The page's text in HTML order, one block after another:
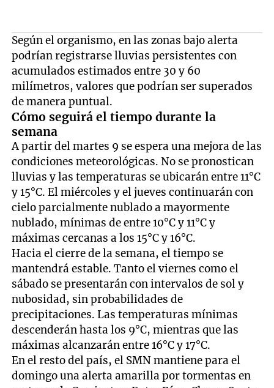
Según el organismo, en las zonas bajo alerta
podrían registrarse lluvias persistentes con
acumulados estimados entre 30 y 60
milímetros, valores que podrían ser superados
de manera puntual.
Cómo seguirá el tiempo durante la
semana
A partir del martes 9 se espera una mejora de las
condiciones meteorológicas. No se pronostican
lluvias y las temperaturas se ubicarán entre 11°C
y 15°C. El miércoles y el jueves continuarán con
cielo parcialmente nublado a mayormente
nublado, mínimas de entre 10°C y 11°C y
máximas cercanas a los 15°C y 16°C.
Hacia el cierre de la semana, el tiempo se
mantendrá estable. Tanto el viernes como el
sábado se presentarán con intervalos de sol y
nubosidad, sin probabilidades de
precipitaciones. Las temperaturas mínimas
descenderán hasta los 9°C, mientras que las
máximas alcanzarán entre 16°C y 17°C.
En el resto del país, el SMN mantiene para el
domingo una alerta amarilla por tormentas en